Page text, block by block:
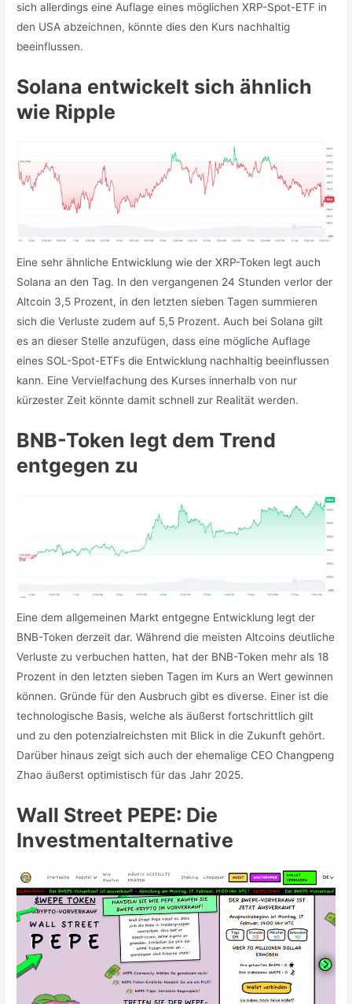
sich allerdings eine Auflage eines möglichen XRP-Spot-ETF in
den USA abzeichnen, könnte dies den Kurs nachhaltig
beeinflussen.
Solana entwickelt sich ähnlich
wie Ripple
Eine sehr ähnliche Entwicklung wie der XRP-Token legt auch
Solana an den Tag. In den vergangenen 24 Stunden verlor der
Altcoin 3,5 Prozent, in den letzten sieben Tagen summieren
sich die Verluste zudem auf 5,5 Prozent. Auch bei Solana gilt
es an dieser Stelle anzufügen, dass eine mögliche Auflage
eines SOL-Spot-ETFs die Entwicklung nachhaltig beeinflussen
kann. Eine Vervielfachung des Kurses innerhalb von nur
kürzester Zeit könnte damit schnell zur Realität werden.
BNB-Token legt dem Trend
entgegen zu
Eine dem allgemeinen Markt entgegne Entwicklung legt der
BNB-Token derzeit dar. Während die meisten Altcoins deutliche
Verluste zu verbuchen hatten, hat der BNB-Token mehr als 18
Prozent in den letzten sieben Tagen im Kurs an Wert gewinnen
können. Gründe für den Ausbruch gibt es diverse. Einer ist die
technologische Basis, welche als äußerst fortschrittlich gilt
und zu den potenzialreichsten mit Blick in die Zukunft gehört.
Darüber hinaus zeigt sich auch der ehemalige CEO Changpeng
Zhao äußerst optimistisch für das Jahr 2025.
Wall Street PEPE: Die
Investmentalternative